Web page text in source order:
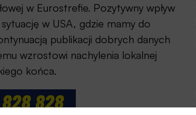
w Eurostrefie. Pozytywny wpływ
w USA, gdzie mamy do
publikacji dobrych danych
wzrostowi nachylenia lokalnej
końca.